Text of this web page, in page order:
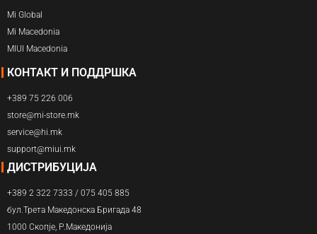
Mi Global
Mi Macedonia
MIUI Macedonia
КОНТАКТ И ПОДДРШКА
+389 75 226 006
store@mi-store.mk
service@hi.mk
support@miui.mk
ДИСТРИБУЦИЈА
+389 2 322 7333 / 075 405 885
бул.Трета Македонска Бригада 48
1000 Скопје, Р.Македонија